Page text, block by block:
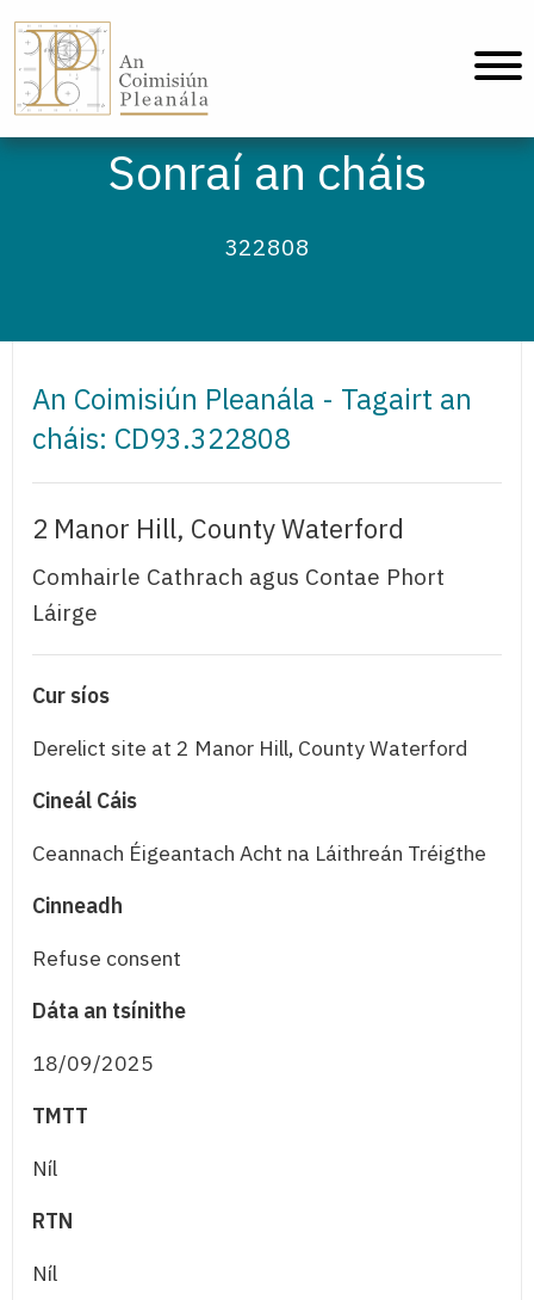
Sonraí an cháis
322808
An Coimisiún Pleanála - Tagairt an
cháis: CD93.322808
2 Manor Hill, County Waterford
Comhairle Cathrach agus Contae Phort
Láirge
Cur síos
Derelict site at 2 Manor Hill, County Waterford
Cineál Cáis
Ceannach Éigeantach Acht na Láithreán Tréigthe
Cinneadh
Refuse consent
Dáta an tsínithe
18/09/2025
TMTT
Níl
RTN
Níl